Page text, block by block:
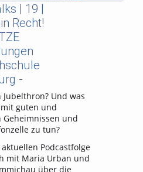
| 19 |
Recht!
-
Jubelthron? Und was
guten und
Geheimnissen und
zu tun?
Podcastfolge
mit Maria Urban und
über die